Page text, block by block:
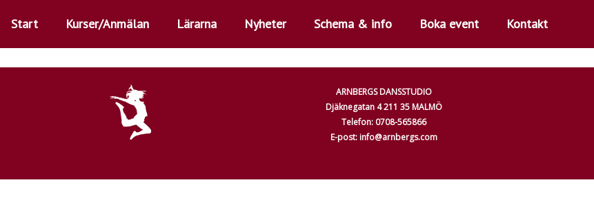
Start Kurser/Anmälan Lärarna Nyheter Schema & info Boka event Kontakt
ARNBERGS DANSSTUDIO
Djäknegatan 4 211 35 MALMÖ
Telefon: 0708-565866
E-post: info@arnbergs.com